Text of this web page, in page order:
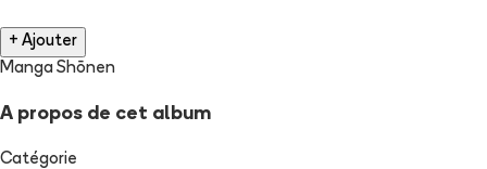
+ Ajouter
Manga Shōnen
A propos de cet album
Catégorie